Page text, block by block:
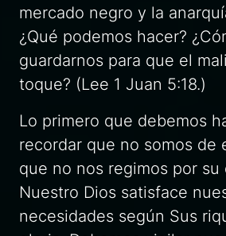
mercado negro y la
¿Qué podemos hacer?
guardarnos para que el
toque? (Lee 1 Juan 5:18.)
Lo primero que debemos
recordar que no somos de
que no nos regimos por su
Nuestro Dios satisface
necesidades según Sus